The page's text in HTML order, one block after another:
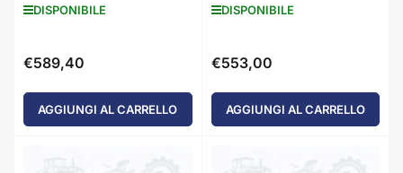
DISPONIBILE
Prezzo
€589,40
AGGIUNGI AL CARRELLO
DISPONIBILE
Prezzo
€553,00
AGGIUNGI AL CARRELLO